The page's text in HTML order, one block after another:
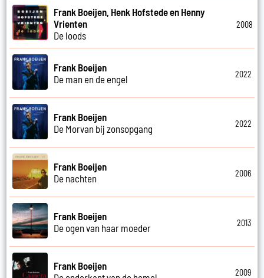
Frank Boeijen, Henk Hofstede en Henny
Vrienten
De loods
2008
Frank Boeijen
De man en de engel
2022
Frank Boeijen
De Morvan bij zonsopgang
2022
Frank Boeijen
De nachten
2006
Frank Boeijen
De ogen van haar moeder
2013
Frank Boeijen
2009